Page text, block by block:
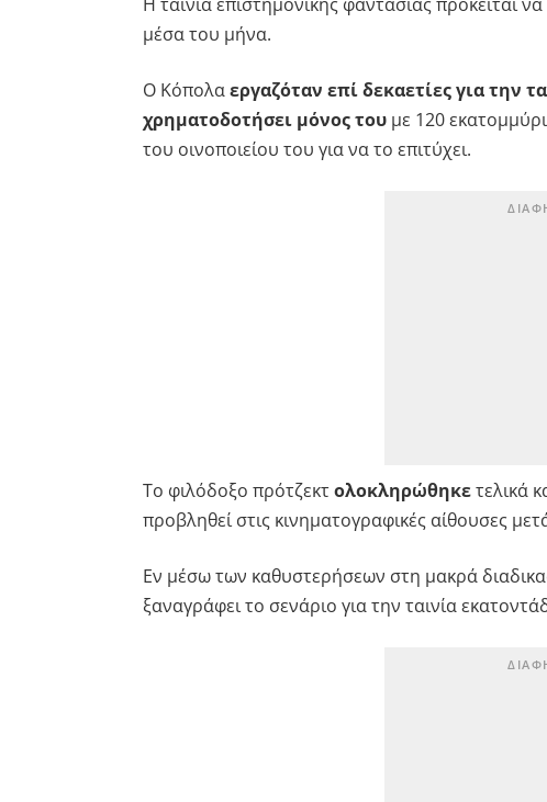
μέσα του μήνα.
Ο Κόπολαεργαζόταν επί δεκαετίες για την
χρηματοδοτήσει μόνος τουμε 120
του οινοποιείου του για να το επιτύχει.
Το φιλόδοξο πρότζεκτολοκληρώθηκετελικά
προβληθεί στις κινηματογραφικές αίθουσες
Εν μέσω των καθυστερήσεων στη μακρά
ξαναγράφει το σενάριο για την ταινία